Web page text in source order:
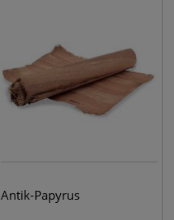
Antik-Papyrus